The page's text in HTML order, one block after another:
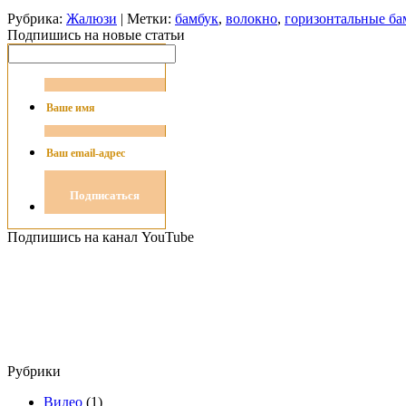
Рубрика: Жалюзи | Метки: бамбук, волокно, горизонтальные
Подпишись на новые статьи
Подпишись на канал YouTube
Рубрики
Видео (1)